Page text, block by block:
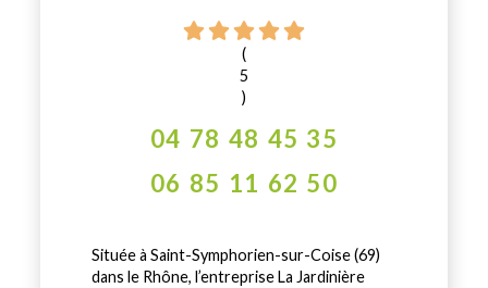
(
5
)
04 78 48 45 35
06 85 11 62 50
Située à Saint-Symphorien-sur-Coise (69)
dans le Rhône, l’entreprise La Jardinière